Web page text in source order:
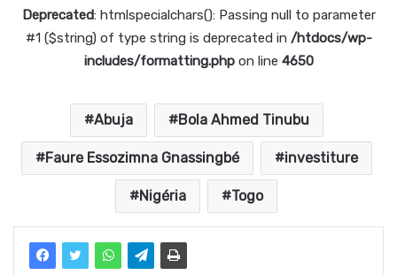
Deprecated: htmlspecialchars(): Passing null to parameter
#1 ($string) of type string is deprecated in /htdocs/wp-
includes/formatting.phpon line 4650
Abuja Bola Ahmed Tinubu
Faure Essozimna Gnassingbé investiture
Nigéria Togo